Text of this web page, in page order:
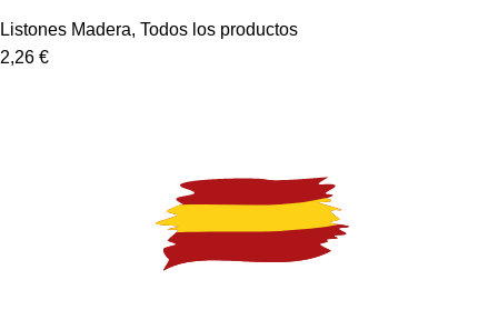
Listones Madera, Todos los productos
2,26 €